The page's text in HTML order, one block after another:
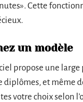
Cette
un modèle
propose une
diplômes, et même
votre choix selon